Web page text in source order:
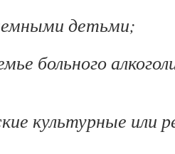
детьми;
больного
культурные или